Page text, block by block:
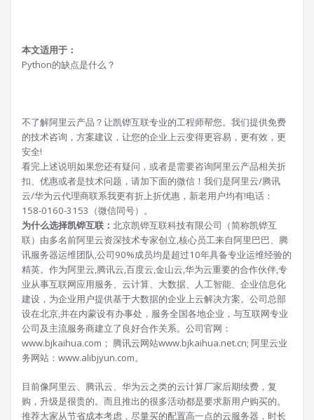
本文适用于：
Python的缺点是什么？
不了解阿里云产品？让凯铧互联专业的工程师帮您。我们提供免费
的技术咨询，方案建议，让您的企业上云变得更容易，更有效，更
安全!
看完上述说明如果您还有疑问，或者是需要咨询阿里云产品相关折
扣、优惠或者是技术问题，请加下面的微信！我们是阿里云/腾讯
云/华为云代理商联系我更有折上折优惠，新老用户均有!电话：
158-0160-3153（微信同号）。
为什么选择凯铧互联： 北京凯铧互联科技有限公司（简称凯铧互
联）由多名前阿里云资深技术专家创立,核心员工来自阿里巴巴、腾
讯服务器运维团队,公司90%成员均是超过10年具备专业运维经验的
精英。作为阿里云,腾讯云,百度云,金山云,华为云重要的合作伙伴,专
业从事互联网应用服务、云计算、大数据、人工智能、企业信息化
建设，为企业用户提供基于大数据的企业上云解决方案。公司总部
设在北京,并在内蒙设有办事处，服务全国各地企业，与互联网专业
公司及主流服务商建立了良好合作关系。公司官网：
www.bjkaihua.com； 腾讯云网站www.bjkaihua.net.cn; 阿里云业
务网站：www.alibjyun.com。
目前像阿里云、腾讯云、华为云之类的云计算厂家后期续费，复
购，升级是很贵的。而且推出的很多活动都是要求新用户购买的。
推荐大家从节省成本考虑，尽量买的配置高一点的云服务器，时长